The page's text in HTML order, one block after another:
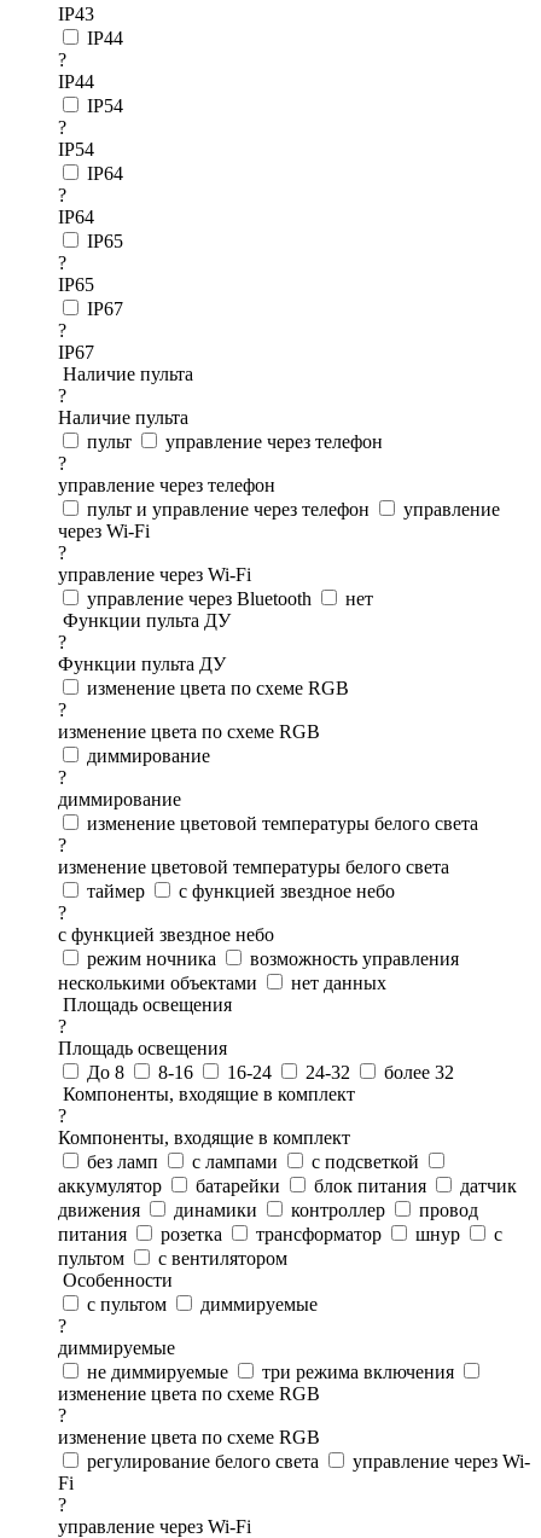
IP43
IP44
?
IP44
IP54
?
IP54
IP64
?
IP64
IP65
?
IP65
IP67
?
IP67
Наличие пульта
?
Наличие пульта
пульт
управление через телефон
?
управление через телефон
пульт и управление через телефон
управление
через Wi-Fi
?
управление через Wi-Fi
управление через Bluetooth
нет
Функции пульта ДУ
?
Функции пульта ДУ
изменение цвета по схеме RGB
?
изменение цвета по схеме RGB
диммирование
?
диммирование
изменение цветовой температуры белого света
?
изменение цветовой температуры белого света
таймер
с функцией звездное небо
?
с функцией звездное небо
режим ночника
возможность управления
несколькими объектами
нет данных
Площадь освещения
?
Площадь освещения
До 8
8-16 16-24 24-32
более 32
Компоненты, входящие в комплект
?
Компоненты, входящие в комплект
без ламп
с лампами
с подсветкой
аккумулятор
батарейки блок питания
датчик
движения
динамики контроллер
провод
питания
розетка трансформатор шнур
с
пультом
с вентилятором
Особенности
с пультом
диммируемые
?
диммируемые
не диммируемые
три режима включения
изменение цвета по схеме RGB
?
изменение цвета по схеме RGB
регулирование белого света
управление через Wi-
Fi
?
управление через Wi-Fi